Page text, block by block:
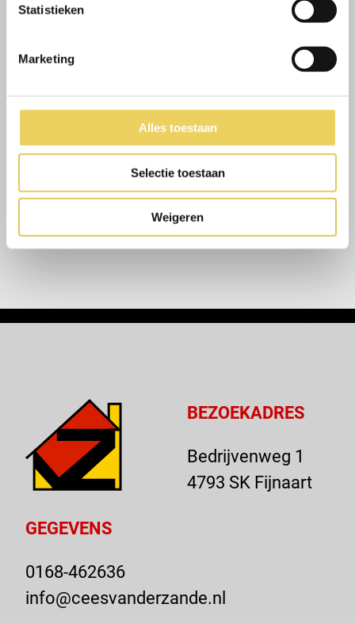
Statistieken
Marketing
Alles toestaan
Selectie toestaan
Weigeren
Recaptcha
BEZOEKADRES
Bedrijvenweg 1
4793 SK Fijnaart
GEGEVENS
0168-462636
info@ceesvanderzande.nl